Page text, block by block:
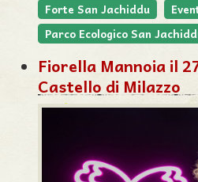
Forte San Jachiddu
Parco Ecologico San
Fiorella Mannoia il
Castello di Milazzo